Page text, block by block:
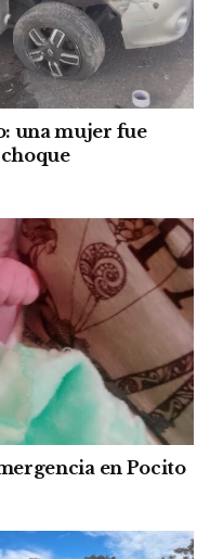
una mujer fue
en Pocito